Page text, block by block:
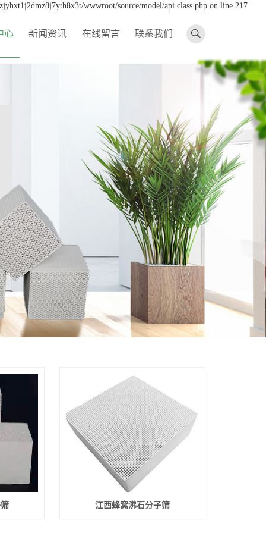
wwwroot/source/model/api.class.php on line 217
心 新闻资讯 在线留言 联系我们
江西蜂窝沸石分子筛